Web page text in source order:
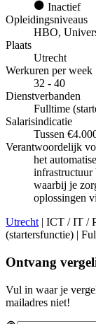
Inactief
Opleidingsniveaus
HBO,
Plaats
Utrecht
Werkuren per week
32 - 40
Dienstverbanden
Fulltime
Salarisindicatie
Tussen
Verantwoordelijk
het
infrastructuur
waarbij je
oplossingen
Utrecht | ICT / IT /
(startersfunctie) |
Ontvang
Vul in waar je
mailadres niet!